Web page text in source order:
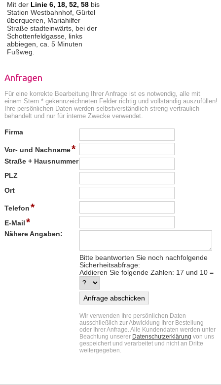
Mit der Linie 6, 18, 52, 58bis
Station Westbahnhof, Gürtel
überqueren, Mariahilfer
Straße stadteinwärts, bei der
Schottenfeldgasse, links
abbiegen, ca. 5 Minuten
Fußweg.
Anfragen
Für eine korrekte Bearbeitung Ihrer Anfrage ist es notwendig, alle mit
einem Stern * gekennzeichneten Felder richtig und vollständig auszufüllen!
Ihre persönlichen Daten werden selbstverständlich streng vertraulich
behandelt und nur für interne Zwecke verwendet.
Firma
Vor- und Nachname*
Straße + Hausnummer
PLZ
Ort
Telefon *
E-Mail *
Nähere Angaben:
Bitte beantworten Sie noch nachfolgende
Sicherheitsabfrage:
Addieren Sie folgende Zahlen: 17 und 10 =
Wir verwenden Ihre persönlichen Daten
ausschließlich zur Abwicklung Ihrer Bestellung
oder Ihrer Anfrage. Alle Kundendaten werden unter
Beachtung unserer Datenschutzerklärung von uns
gespeichert und verarbeitet und nicht an Dritte
weitergegeben.